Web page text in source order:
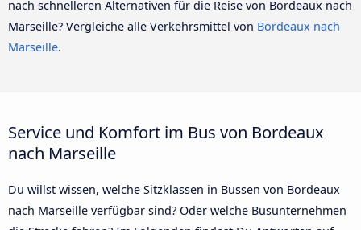
nach schnelleren Alternativen für die Reise von Bordeaux nach
Marseille? Vergleiche alle Verkehrsmittel von Bordeaux nach
Marseille.
Service und Komfort im Bus von Bordeaux
nach Marseille
Du willst wissen, welche Sitzklassen in Bussen von Bordeaux
nach Marseille verfügbar sind? Oder welche Busunternehmen